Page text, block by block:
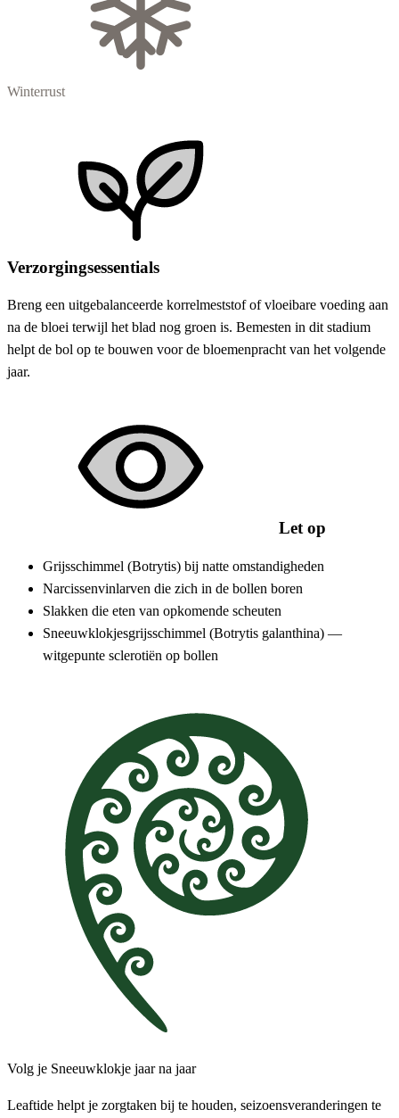
Winterrust
Verzorgingsessentials
Breng een uitgebalanceerde korrelmeststof of vloeibare voeding aan
na de bloei terwijl het blad nog groen is. Bemesten in dit stadium
helpt de bol op te bouwen voor de bloemenpracht van het volgende
jaar.
Let op
Grijsschimmel (Botrytis) bij natte omstandigheden
Narcissenvinlarven die zich in de bollen boren
Slakken die eten van opkomende scheuten
Sneeuwklokjesgrijsschimmel (Botrytis galanthina) —
witgepunte sclerotiën op bollen
Volg je Sneeuwklokje jaar na jaar
Leaftide helpt je zorgtaken bij te houden, seizoensveranderingen te